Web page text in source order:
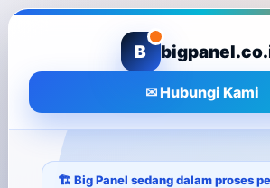
B
✉ Hubungi Kami
🏗️ Big Panel sedang dalam proses